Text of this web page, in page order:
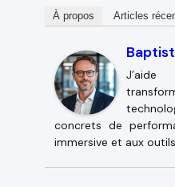
À propos Articles
concrets de
immersive et aux